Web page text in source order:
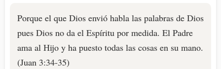
Porque el que Dios envió habla las palabras de Dios
pues Dios no da el Espíritu por medida. El Padre
ama al Hijo y ha puesto todas las cosas en su mano.
(Juan 3:34-35)